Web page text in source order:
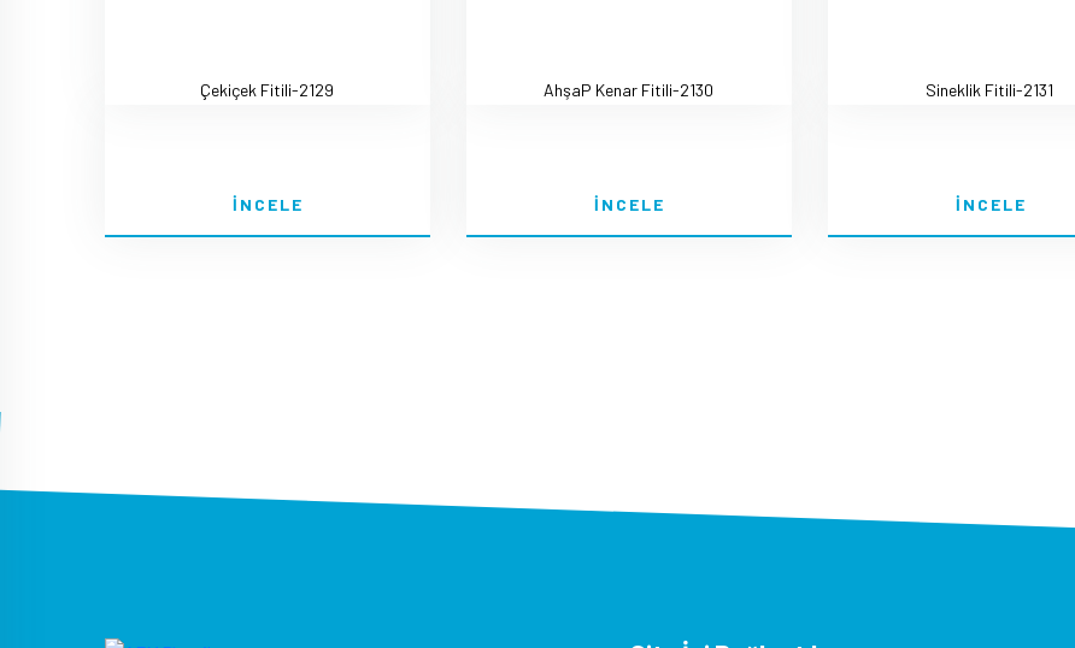
Çekiçek Fitili-2129
İNCELE
AhşaP Kenar Fitili-2130
İNCELE
Sineklik Fitili-2131
İNCELE